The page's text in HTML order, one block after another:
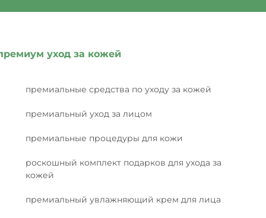
уход за кожей
премиальные средства по уходу за кожей
премиальный уход за лицом
премиальные процедуры для кожи
роскошный комплект подарков для ухода за
кожей
премиальный увлажняющий крем для лица